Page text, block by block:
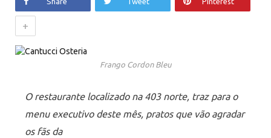
+
Frango Cordon Bleu
O restaurante localizado na 403 norte, traz para o
menu executivo deste mês, pratos que vão agradar
os fãs da